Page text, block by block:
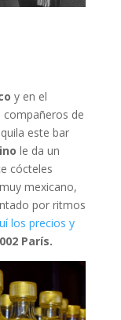
y en el
de
este bar
le da un
cócteles
mexicano,
por ritmos
los precios y
París.